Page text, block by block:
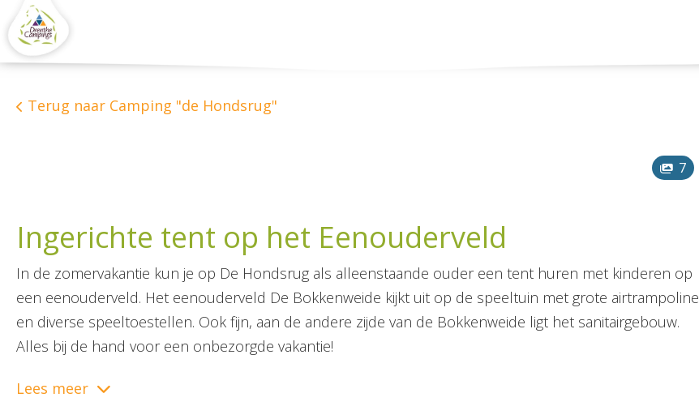
Terug naar Camping "de Hondsrug"
7
Ingerichte tent op het Eenouderveld
In de zomervakantie kun je op De Hondsrug als alleenstaande ouder een tent huren met kinderen op
een eenouderveld. Het eenouderveld De Bokkenweide kijkt uit op de speeltuin met grote airtrampoline
en diverse speeltoestellen. Ook fijn, aan de andere zijde van de Bokkenweide ligt het sanitairgebouw.
Alles bij de hand voor een onbezorgde vakantie!
Lees meer